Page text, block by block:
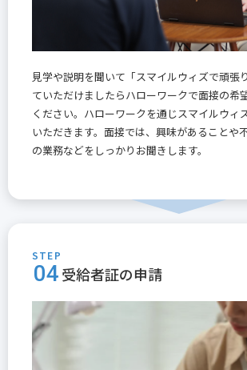
見学や説明を聞いて「スマイルウィズで頑張
ていただけましたらハローワークで面接の希
ください。ハローワークを通じスマイルウィ
いただきます。面接では、興味があることや
の業務などをしっかりお聞きします。
STEP
04受給者証の申請